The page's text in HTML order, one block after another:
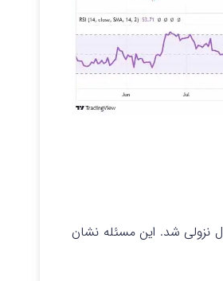
دوباره وارد کانال نزولی شد. این مسئله نشان